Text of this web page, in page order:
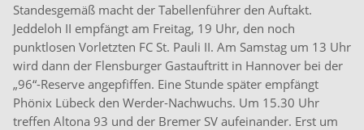
Standesgemäß macht der Tabellenführer den Auftakt.
Jeddeloh II empfängt am Freitag, 19 Uhr, den noch
punktlosen Vorletzten FC St. Pauli II. Am Samstag um 13 Uhr
wird dann der Flensburger Gastauftritt in Hannover bei der
„96“-Reserve angepfiffen. Eine Stunde später empfängt
Phönix Lübeck den Werder-Nachwuchs. Um 15.30 Uhr
treffen Altona 93 und der Bremer SV aufeinander. Erst um